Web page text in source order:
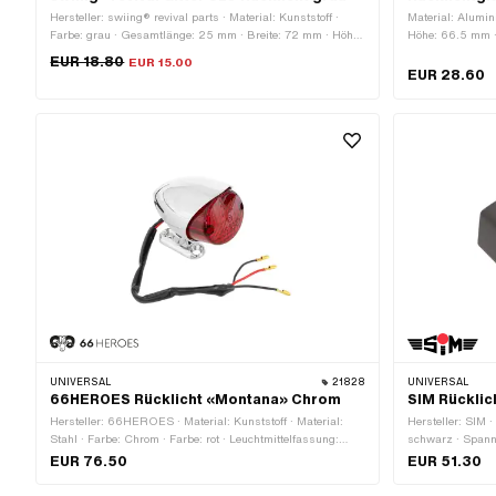
Hersteller: swiing® revival parts · Material: Kunststoff ·
Farbe: grau · Gesamtlänge: 25 mm · Breite: 72 mm · Höhe:
EUR 18.80 EUR 15.00
Material:
Höhe: 66.5 mm
EUR 28.60
UNIVERSAL 21828
66HEROES Rücklicht «Montana» Chrom
Hersteller: 66HEROES · Material: Kunststoff · Material:
Stahl · Farbe: Chrom · Farbe: rot · Leuchtmittelfassung:
BAY15d · Breite: 56 mm · Tiefe: 90 mm · Bremslicht: Ja ·
EUR 76.50
UNIVERSAL
SIM
Hersteller: SIM
schwarz ·
EUR 51.30